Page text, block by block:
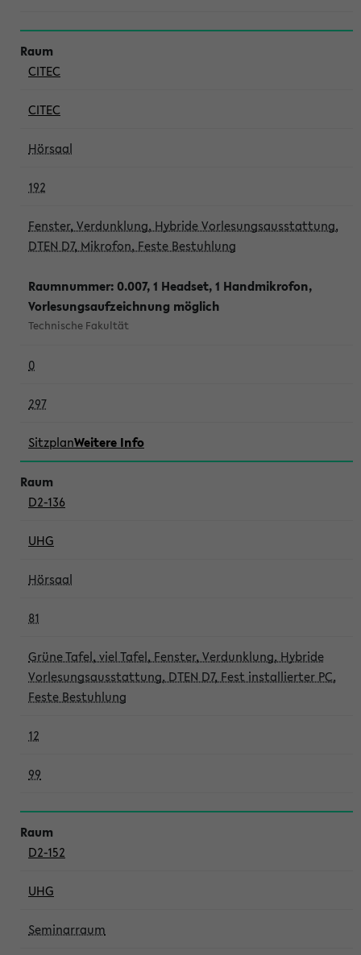
CITEC
CITEC
Hörsaal
192
Fenster, Verdunklung, Hybride Vorlesungsausstattung,
DTEN D7, Mikrofon, Feste Bestuhlung
Raumnummer: 0.007, 1 Headset, 1 Handmikrofon,
Vorlesungsaufzeichnung möglich
Technische Fakultät
0
297
SitzplanWeitere Info
D2-136
UHG
Hörsaal
81
Grüne Tafel, viel Tafel, Fenster, Verdunklung, Hybride
Vorlesungsausstattung, DTEN D7, Fest installierter PC,
Feste Bestuhlung
12
99
D2-152
UHG
Seminarraum